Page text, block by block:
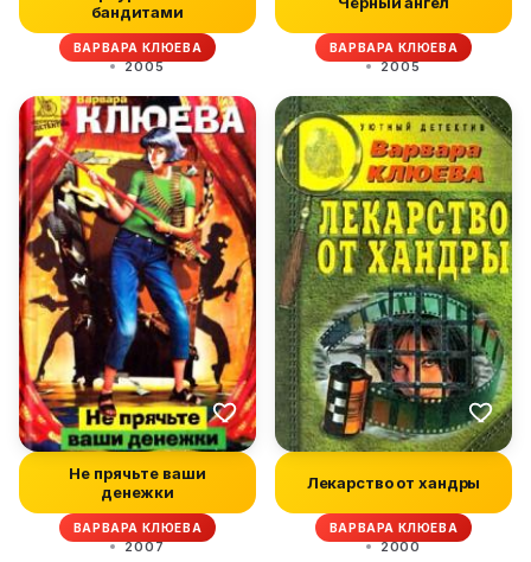
бандитами
ВАРВАРА КЛЮЕВА
2005
ВАРВАРА КЛЮЕВА
2005
Не прячьте ваши
денежки
ВАРВАРА КЛЮЕВА
2007
Лекарство от хандры
ВАРВАРА КЛЮЕВА
2000